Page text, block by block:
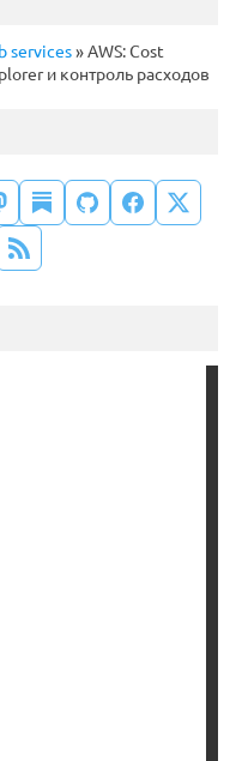
services» AWS: Cost
и контроль расходов